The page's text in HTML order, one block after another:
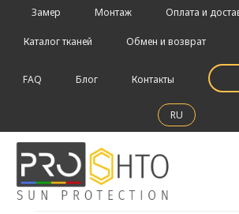
Замер Монтаж Оплата и
Каталог тканей Обмен и возврат
FAQ Блог Контакты
RU